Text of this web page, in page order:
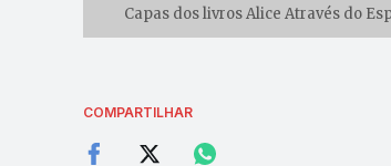
Capas dos livros Alice Através do
COMPARTILHAR